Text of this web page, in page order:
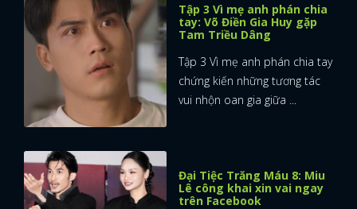
Tập 3 Vì mẹ anh phán chia
tay: Võ Điền Gia Huy gặp
Tam Triều Dâng
Tập 3 Vì mẹ anh phán chia tay
chứng kiến những tương tác
vui nhộn oan gia giữa ...
Đại Tiệc Trăng Máu 8: Miu
Lê công khai xin vai ngay
trên Facebook